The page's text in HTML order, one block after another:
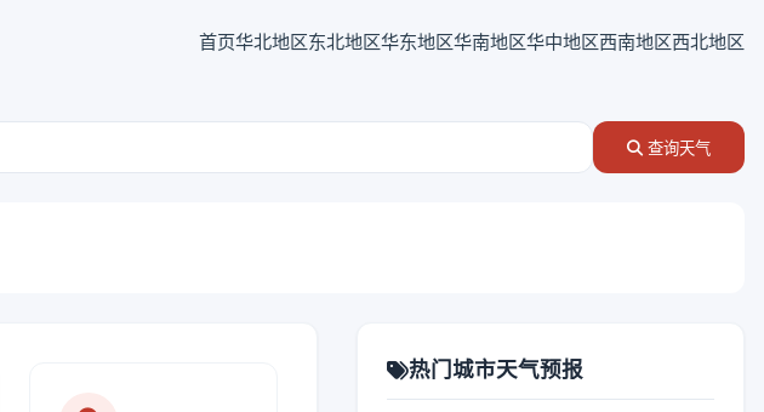
首页华北地区东北地区华东地区华南地区华中地区西南地区西北地区
查询天气
热门城市天气预报